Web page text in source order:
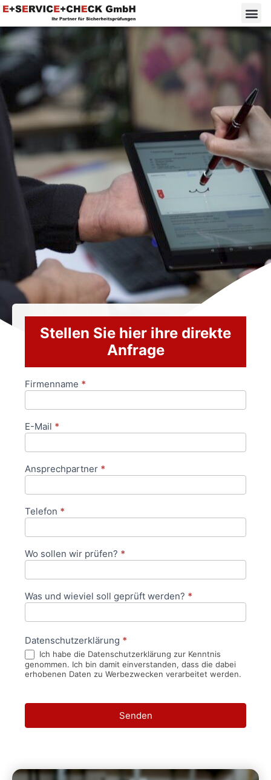
Stellen Sie hier ihre direkte
Anfrage
Anfrageformular
Firmenname *
E-Mail *
Ansprechpartner *
Telefon *
Wo sollen wir prüfen? *
Was und wieviel soll geprüft werden? *
Datenschutzerklärung *
Ich habe die Datenschutzerklärung zur Kenntnis
genommen. Ich bin damit einverstanden, dass die dabei
erhobenen Daten zu Werbezwecken verarbeitet werden.
Senden